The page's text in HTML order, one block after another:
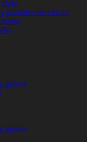
pantalones cortos
gorras
gorras